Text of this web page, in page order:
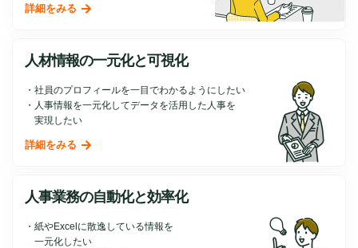
詳細をみる
人材情報の一元化と可視化
社員のプロフィールを一目でわかるようにしたい
人事情報を一元化してデータを活用した人事を
実現したい
詳細をみる
人事業務の自動化と効率化
紙やExcelに散逸している情報を
一元化したい